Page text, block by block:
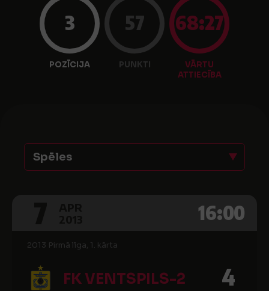
3
POZĪCIJA
57
PUNKTI
68:27
VĀRTU
ATTIECĪBA
Spēles
16:00
2013 Pirmā līga, 1. kārta
FK VENTSPILS-2 4